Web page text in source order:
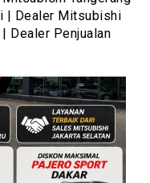
| Dealer Mitsubishi
Dealer Penjualan